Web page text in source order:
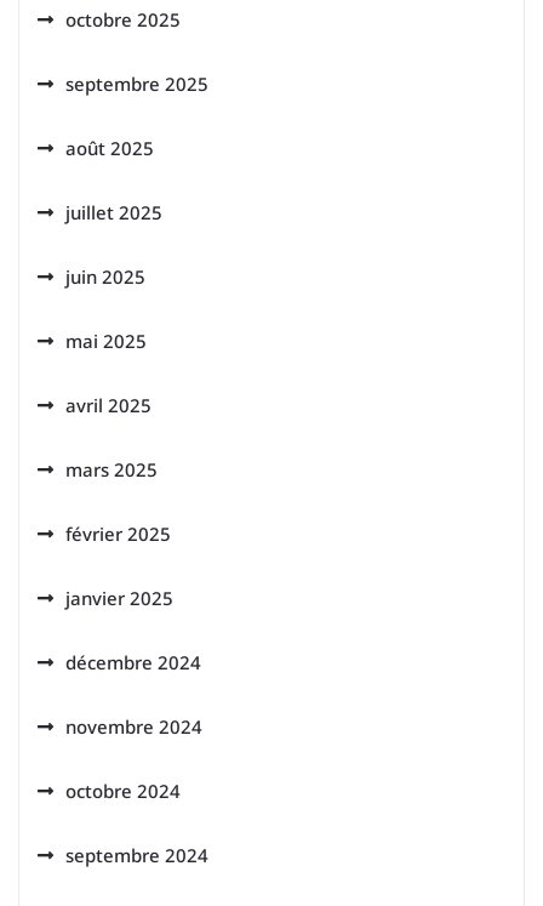
octobre 2025
septembre 2025
août 2025
juillet 2025
juin 2025
mai 2025
avril 2025
mars 2025
février 2025
janvier 2025
décembre 2024
novembre 2024
octobre 2024
septembre 2024